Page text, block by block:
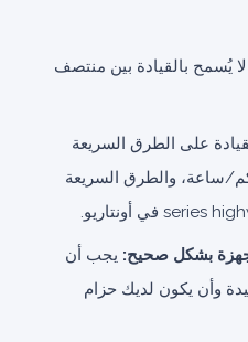
لا يُسمح بالقيادة بين منتصف
على الطرق السريعة
تتجاوز سرعتها 80 كم/ساعة، والطرق السريعة
بشكل صحيح: يجب أن
وأن يكون لديك حزام